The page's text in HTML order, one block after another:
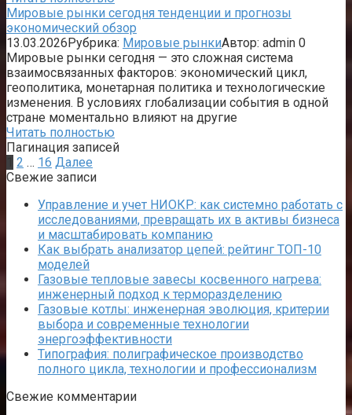
Мировые рынки сегодня тенденции и прогнозы
экономический обзор
13.03.2026Рубрика: Мировые рынкиАвтор: admin 0
Мировые рынки сегодня — это сложная система
взаимосвязанных факторов: экономический цикл,
геополитика, монетарная политика и технологические
изменения. В условиях глобализации события в одной
стране моментально влияют на другие
Читать полностью
Пагинация записей
2 … 16 Далее
Свежие записи
Управление и учет НИОКР: как системно работать с
исследованиями, превращать их в активы бизнеса
и масштабировать компанию
Как выбрать анализатор цепей: рейтинг ТОП-10
моделей
Газовые тепловые завесы косвенного нагрева:
инженерный подход к терморазделению
Газовые котлы: инженерная эволюция, критерии
выбора и современные технологии
энергоэффективности
Типография: полиграфическое производство
полного цикла, технологии и профессионализм
Свежие комментарии